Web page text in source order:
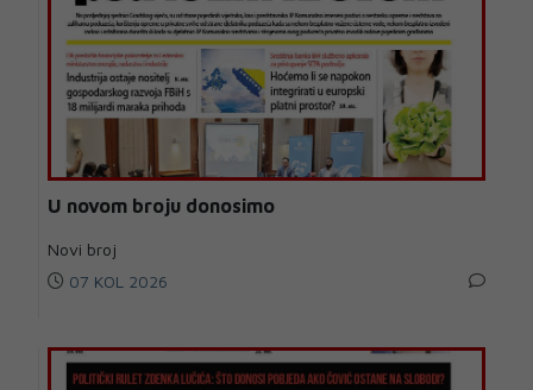
U novom broju donosimo
Novi broj
07 KOL 2026